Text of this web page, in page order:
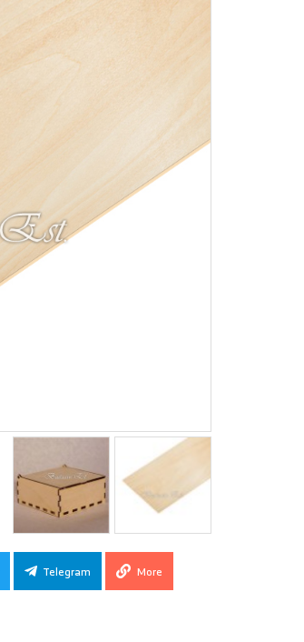
Telegram More